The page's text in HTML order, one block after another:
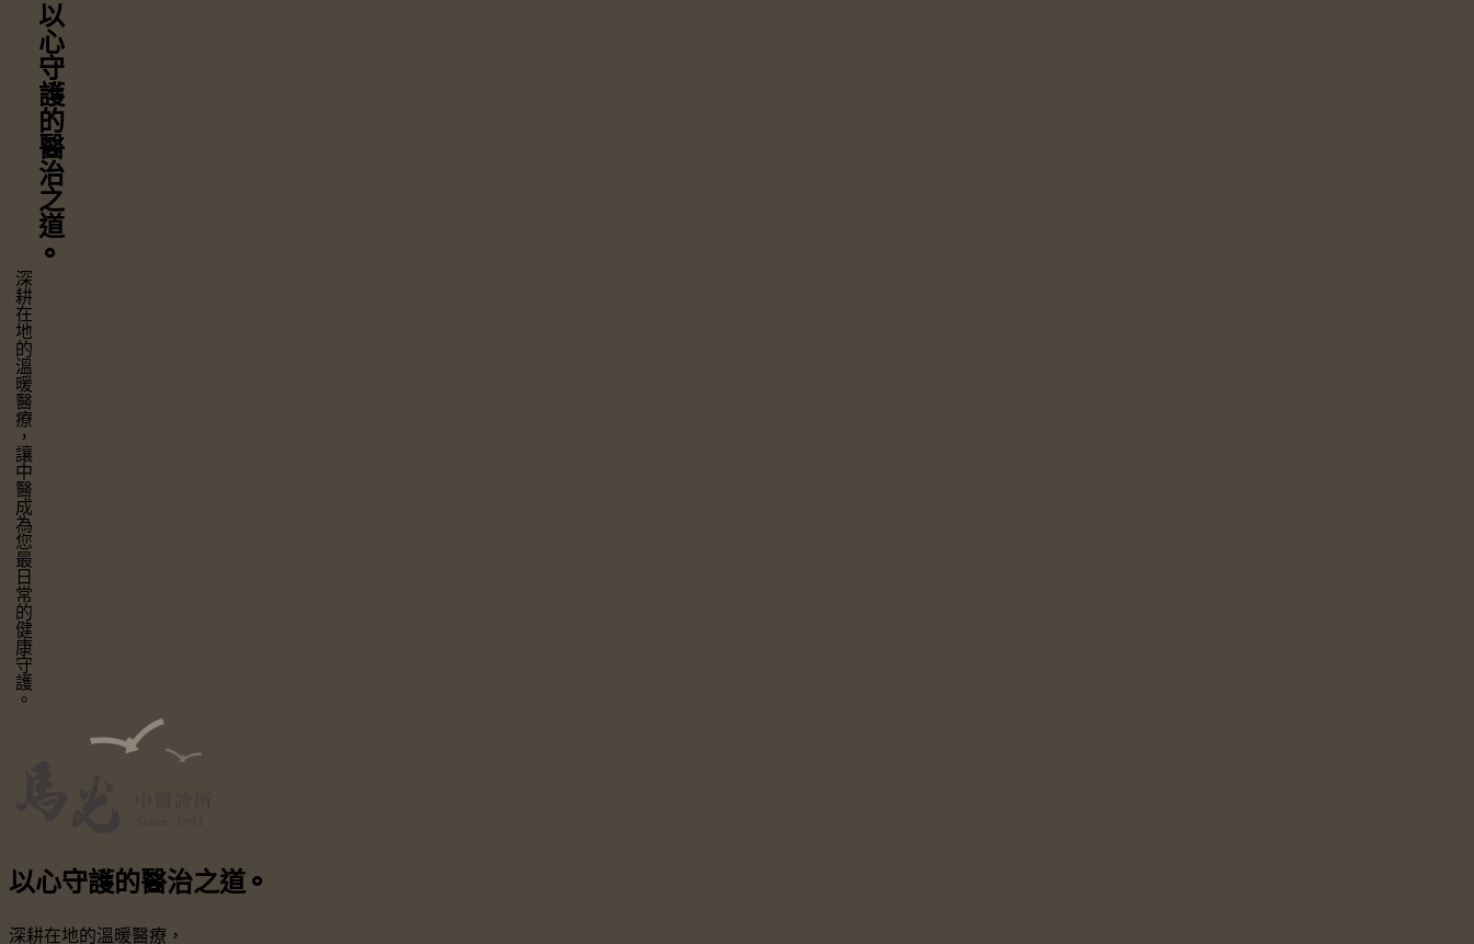
以心守護
的醫治之道
⚬
深耕在地的溫暖醫療，
讓中醫成為您最日常的健康守護。
以心守護的醫治之道 ⚬
深耕在地的溫暖醫療，